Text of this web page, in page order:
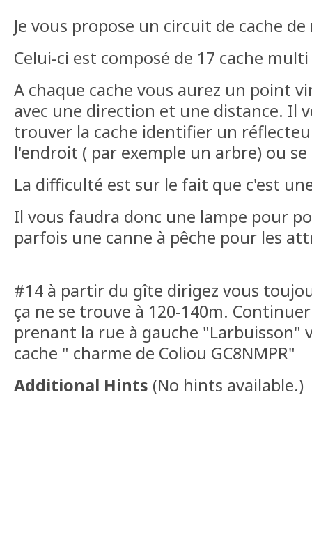
Je vous propose un circuit de cache
Celui-ci est composé de 17 cache
A chaque cache vous aurez un point
avec une direction et une distance. Il
trouver la cache identifier un
l'endroit ( par exemple un arbre) ou
La difficulté est sur le fait que c'est
Il vous faudra donc une lampe pour
parfois une canne à pêche pour les
#14 à partir du gîte dirigez vous
ça ne se trouve à 120-140m.
prenant la rue à gauche "Larbuisson"
cache " charme de Coliou GC8NMPR"
Additional Hints (No hints available.)